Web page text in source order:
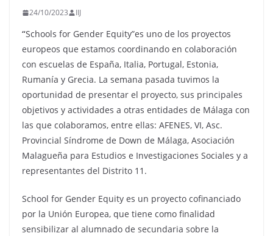
24/10/2023 IIJ
“Schools for Gender Equity”es uno de los proyectos
europeos que estamos coordinando en colaboración
con escuelas de España, Italia, Portugal, Estonia,
Rumanía y Grecia. La semana pasada tuvimos la
oportunidad de presentar el proyecto, sus principales
objetivos y actividades a otras entidades de Málaga con
las que colaboramos, entre ellas: AFENES, VI, Asc.
Provincial Síndrome de Down de Málaga, Asociación
Malagueña para Estudios e Investigaciones Sociales y a
representantes del Distrito 11.
School for Gender Equity es un proyecto cofinanciado
por la Unión Europea, que tiene como finalidad
sensibilizar al alumnado de secundaria sobre la